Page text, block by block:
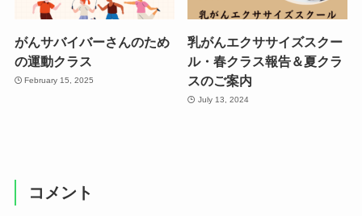
がんサバイバーさんのため
の運動クラス
February 15, 2025
乳がんエクササイズスクー
ル・春クラス報告＆夏クラ
スのご案内
July 13, 2024
コメント